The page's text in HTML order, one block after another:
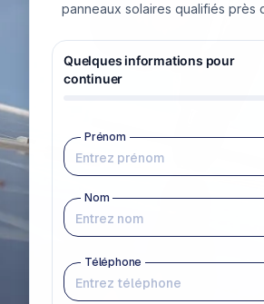
panneaux solaires qualifiés près